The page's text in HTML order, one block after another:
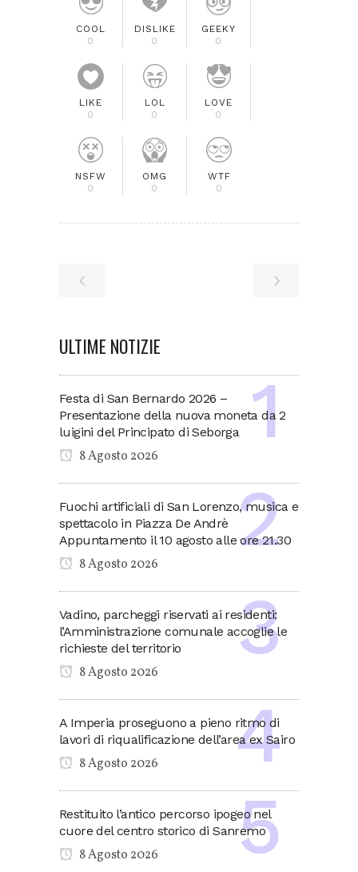
COOL
0
DISLIKE
0
GEEKY
0
LIKE
0
LOL
0
LOVE
0
NSFW
0
OMG
0
WTF
0
ULTIME NOTIZIE
Festa di San Bernardo 2026 –
Presentazione della nuova moneta da 2
luigini del Principato di Seborga
8 Agosto 2026
Fuochi artificiali di San Lorenzo, musica e
spettacolo in Piazza De Andrè
Appuntamento il 10 agosto alle ore 21.30
8 Agosto 2026
Vadino, parcheggi riservati ai residenti:
l’Amministrazione comunale accoglie le
richieste del territorio
8 Agosto 2026
A Imperia proseguono a pieno ritmo di
lavori di riqualificazione dell’area ex Sairo
8 Agosto 2026
Restituito l’antico percorso ipogeo nel
cuore del centro storico di Sanremo
8 Agosto 2026